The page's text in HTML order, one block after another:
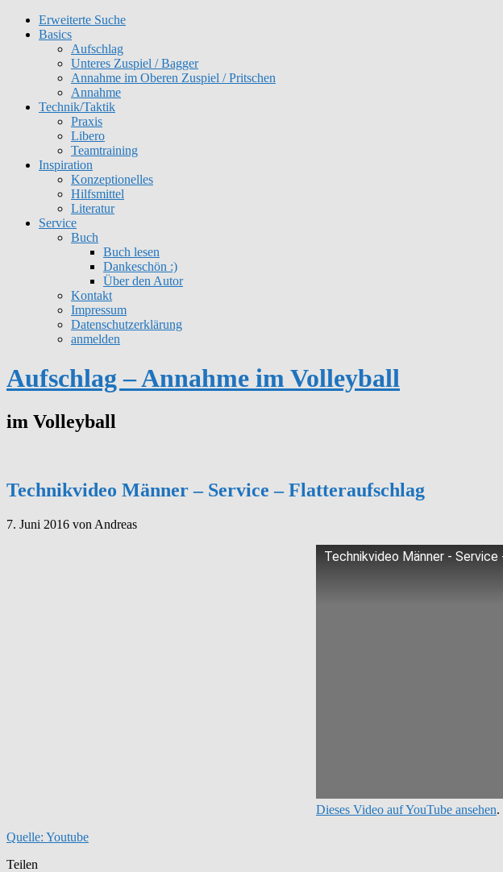
Erweiterte Suche
Basics
Aufschlag
Unteres Zuspiel / Bagger
Annahme im Oberen Zuspiel / Pritschen
Annahme
Technik/Taktik
Praxis
Libero
Teamtraining
Inspiration
Konzeptionelles
Hilfsmittel
Literatur
Service
Buch
Buch lesen
Dankeschön :)
Über den Autor
Kontakt
Impressum
Datenschutzerklärung
anmelden
Aufschlag – Annahme im Volleyball
im Volleyball
Technikvideo Männer – Service – Flatteraufschlag
7. Juni 2016 von Andreas
Technikvideo Männer -
Dieses Video auf YouTube ansehen.
Quelle: Youtube
Teilen